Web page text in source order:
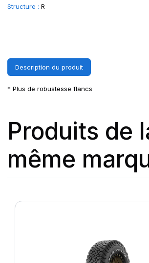
Structure : R
Description du produit
* Plus de robustesse flancs
Produits de
même